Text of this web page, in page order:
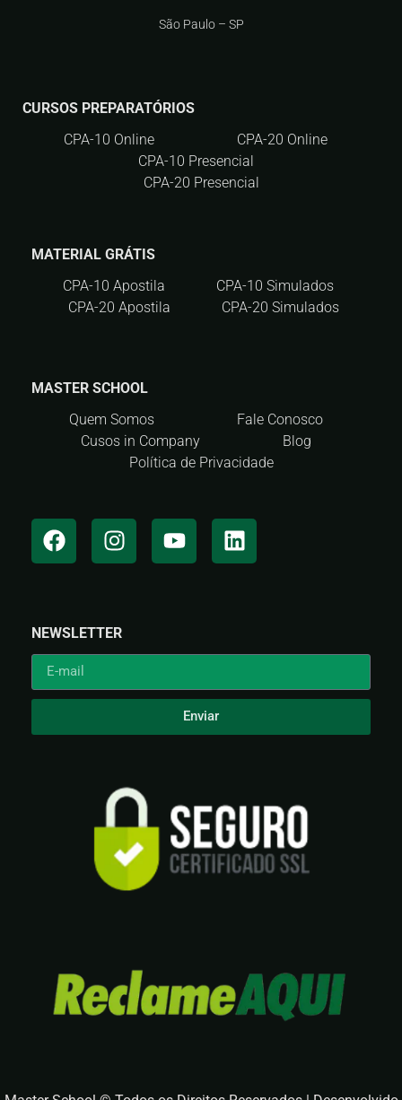
São Paulo – SP
CURSOS PREPARATÓRIOS
CPA-10 Online
CPA-20 Online
CPA-10 Presencial
CPA-20 Presencial
MATERIAL GRÁTIS
CPA-10 Apostila
CPA-10 Simulados
CPA-20 Apostila
CPA-20 Simulados
MASTER SCHOOL
Quem Somos
Fale Conosco
Cusos in Company
Blog
Política de Privacidade
NEWSLETTER
Enviar